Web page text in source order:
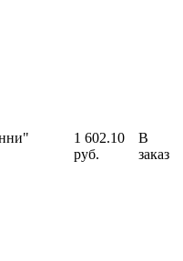
1 602.10
руб.
В
заказ